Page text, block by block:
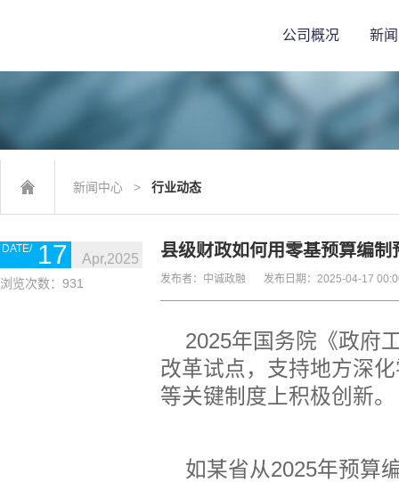
公司概况 新
NEWS CENTER
新闻中心 > 行业动态
17 Apr,2025
浏览次数：931
县级财政如何用零基预算编制
发布者：中诚政融 发布日期：2025-04-17
2025年国务院《政府
改革试点，支持地方深
等关键制度上积极创新。
如某省从2025年预算